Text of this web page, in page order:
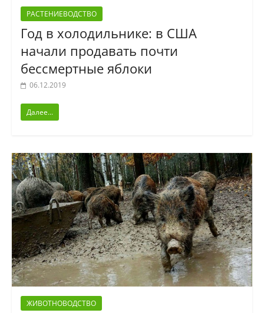
РАСТЕНИЕВОДСТВО
Год в холодильнике: в США
начали продавать почти
бессмертные яблоки
06.12.2019
Далее...
ЖИВОТНОВОДСТВО